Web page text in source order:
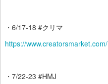
・6/17-18 #クリマ
https://www.creatorsmarket.com/
・7/22-23 #HMJ